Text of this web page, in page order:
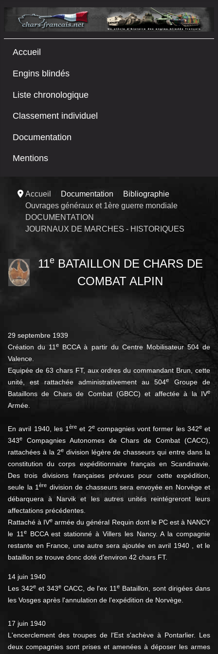
Accueil
Engins blindés
Liste chronologique
Classement individuel
Documentation
Mentions
Accueil Documentation
Bibliographie
Ouvrages généraux et 1ère guerre mondiale
DOCUMENTATION
JOURNAUX DE MARCHES - HISTORIQUES
11eBATAILLON DE CHARS DE
COMBAT ALPIN
29 septembre 1939
Création du 11e
BCCA à partir du Centre Mobilisateur 504 de
Valence.
Equipée de 63 chars FT, aux ordres du commandant Brun, cette
unité, est rattachée administrativement au 504e
Groupe de
Bataillons de Chars de Combat (GBCC) et affectée à la IVe
Armée.
En avril 1940, les 1 ère et 2ecompagnies vont former les 342eet
343e
Compagnies Autonomes de Chars de Combat (CACC),
rattachées à la 2edivision légère de chasseurs qui entre dans la
constitution du corps expéditionnaire français en Scandinavie.
Des trois divisions françaises prévues pour cette expédition,
seule la 1 ère division de chasseurs sera envoyée en Norvège et
débarquera à Narvik et les autres unités reintégreront leurs
affectations précédentes.
Rattaché à IVe armée du général Requin dont le PC est à NANCY
le 11 eBCCA est stationné à Villers les Nancy. A la compagnie
restante en France, une autre sera ajoutée en avril 1940 , et le
bataillon se trouve donc doté d'environ 42 chars FT.
14 juin 1940
Les 342eet 343eCACC, de l'ex 11e Bataillon, sont dirigées dans
les Vosges après l'annulation de l'expédition de Norvège.
17 juin 1940
L'encerclement des troupes de l'Est s'achève à Pontarlier. Les
deux compagnies sont prises et amenées à déposer les armes